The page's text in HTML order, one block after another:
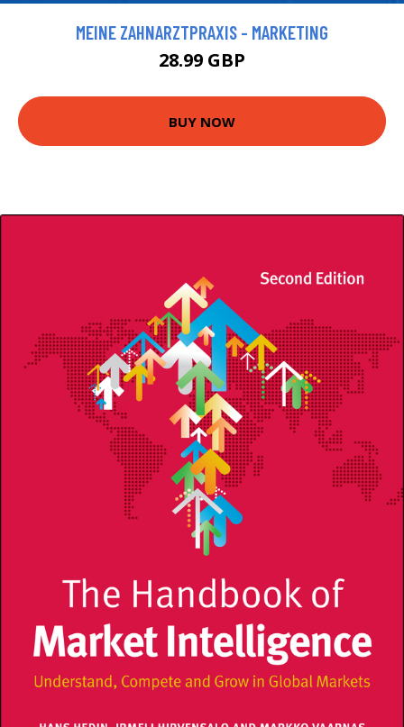
MEINE ZAHNARZTPRAXIS - MARKETING
28.99 GBP
BUY NOW